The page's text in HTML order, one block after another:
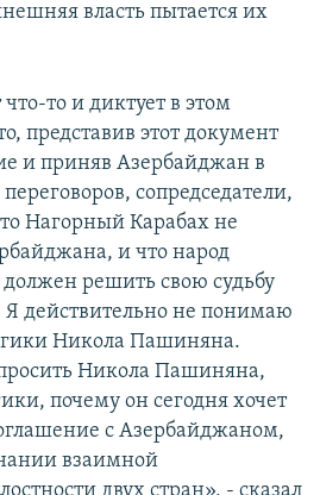
власть пытается их
то и диктует в этом
представив этот документ
и приняв Азербайджан в
сопредседатели,
Нагорный Карабах не
и что народ
решить свою судьбу
действительно не понимаю
Никола Пашиняна.
Никола Пашиняна,
почему он сегодня хочет
с Азербайджаном,
взаимной